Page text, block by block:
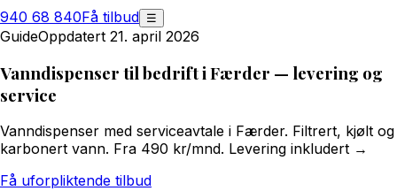
940 68 840Få tilbud ☰
GuideOppdatert 21. april 2026
Vanndispenser til bedrift i Færder — levering og
service
Vanndispenser med serviceavtale i Færder. Filtrert, kjølt og
karbonert vann. Fra 490 kr/mnd. Levering inkludert →
Få uforpliktende tilbud